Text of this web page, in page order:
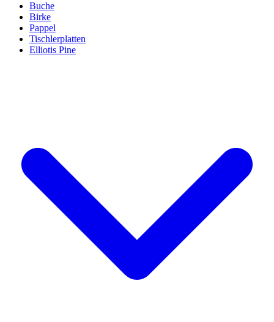
Buche
Birke
Pappel
Tischlerplatten
Elliotis Pine